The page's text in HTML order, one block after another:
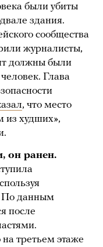
были убиты
здания.
сообщества
журналисты,
должны были
Глава
, что место
из худших»,
он ранен.
По данным
после
третьем этаже